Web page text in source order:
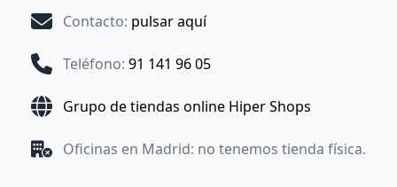
Contacto: pulsar aquí
Teléfono: 91 141 96 05
Grupo de tiendas online Hiper Shops
Oficinas en Madrid: no tenemos tienda física.